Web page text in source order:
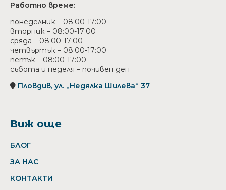
Работно време:
понеделник – 08:00-17:00
вторник – 08:00-17:00
сряда – 08:00-17:00
четвъртък – 08:00-17:00
петък – 08:00-17:00
събота и неделя – почивен ден
Пловдив, ул. „Недялка Шилева“ 37
Виж още
БЛОГ
ЗА НАС
КОНТАКТИ